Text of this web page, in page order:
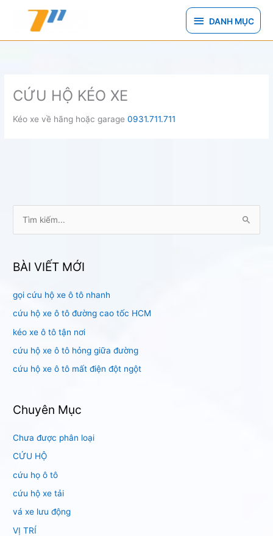
DANH
MỤC
DANH MỤC
CỨU HỘ KÉO XE
Kéo xe về hãng hoặc garage0931.711.711
k
ế
m
:
BÀI VIẾT MỚI
gọi cứu hộ xe ô tô nhanh
cứu hộ xe ô tô đường cao tốc HCM
kéo xe ô tô tận nơi
cứu hộ xe ô tô hỏng giữa đường
cứu hộ xe ô tô mất điện đột ngột
Chuyên Mục
Chưa được phân loại
CỨU HỘ
cứu họ ô tô
cứu hộ xe tải
vá xe lưu động
VỊ TRÍ